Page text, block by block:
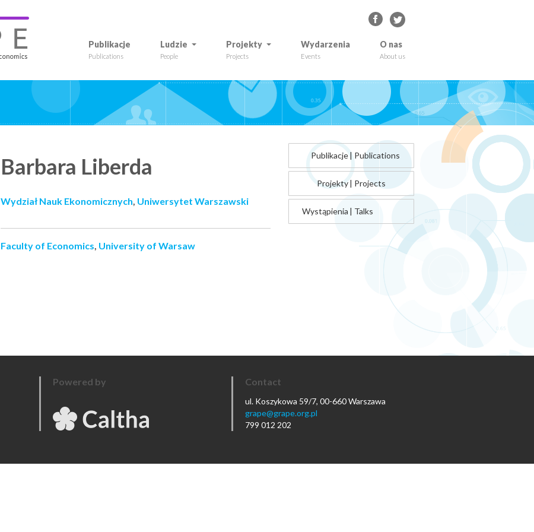
Publikacje
Publications
Ludzie
People
Projekty
Projects
Wydarzenia
Events
O nas
About us
Barbara Liberda
Wydział Nauk Ekonomicznych, Uniwersytet Warszawski
Faculty of Economics, University of Warsaw
Publikacje| Publications
Projekty| Projects
Wystąpienia | Talks
Powered by Contact
ul. Koszykowa 59/7, 00-660 Warszawa
grape@grape.org.pl
799 012 202